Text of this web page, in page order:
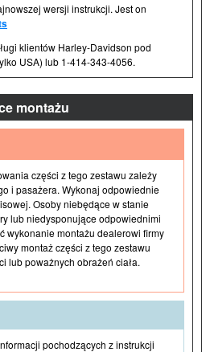
wersji instrukcji. Jest on
klientów Harley-Davidson pod
USA) lub 1-414-343-4056.
montażu
części z tego zestawu zależy
i pasażera. Wykonaj odpowiednie
Osoby niebędące w stanie
lub niedysponujące odpowiednimi
wykonanie montażu dealerowi firmy
montaż części z tego zestawu
lub poważnych obrażeń ciała.
pochodzących z instrukcji